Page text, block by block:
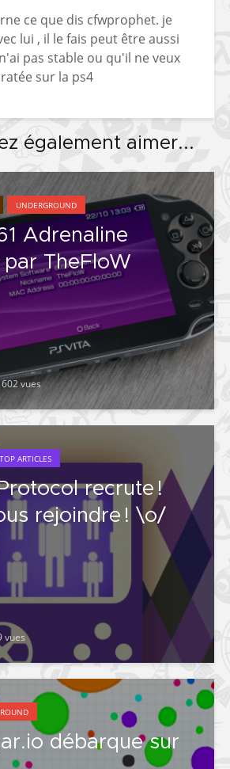
ce que dis cfwprophet. je
lui , il le fais peut être aussi
pas stable ou qu'il ne veux
sur la ps4
également aimer...
UNDERGROUND
Adrenaline
TheFloW
vues
TOP ARTICLES
recrute !
rejoindre ! \o/
vues
débarque sur